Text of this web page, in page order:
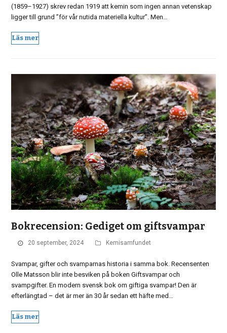
(1859–1927) skrev redan 1919 att kemin som ingen annan vetenskap
ligger till grund ”för vår nutida materiella kultur”. Men…
Läs mer
Bokrecension: Gediget om giftsvampar
20 september, 2024 Kemisamfundet
Svampar, gifter och svamparnas historia i samma bok. Recensenten
Olle Matsson blir inte besviken på boken Giftsvampar och
svampgifter. En modern svensk bok om giftiga svampar! Den är
efterlängtad – det är mer än 30 år sedan ett häfte med…
Läs mer